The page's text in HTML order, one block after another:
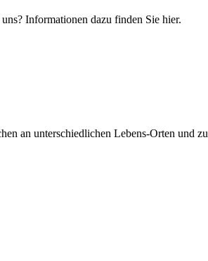
Informationen dazu finden Sie hier.
an unterschiedlichen Lebens-Orten und zu